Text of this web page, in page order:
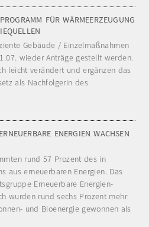
FÜR WÄRMEERZEUGUNG
Gebäude / Einzelmaßnahmen
wieder Anträge gestellt werden.
leicht verändert und ergänzen das
als Nachfolgerin des
ENERGIEN WACHSEN
rund 57 Prozent des in
aus erneuerbaren Energien. Das
Erneuerbare Energien-
wurden rund sechs Prozent mehr
und Bioenergie gewonnen als